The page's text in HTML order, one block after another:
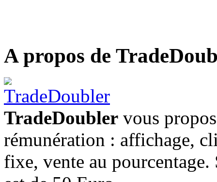
A propos de
TradeDoubler vous
rémunération : affichage,
fixe, vente au